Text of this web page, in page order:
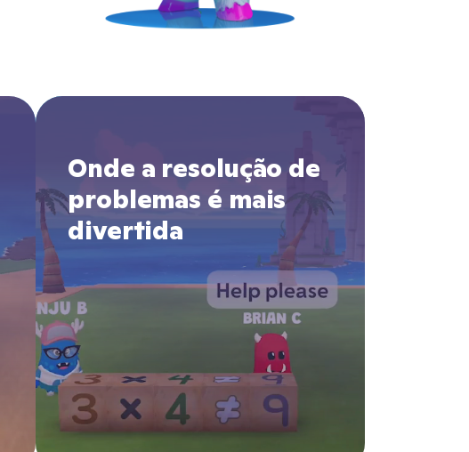
Onde a resolução de
problemas é mais
divertida